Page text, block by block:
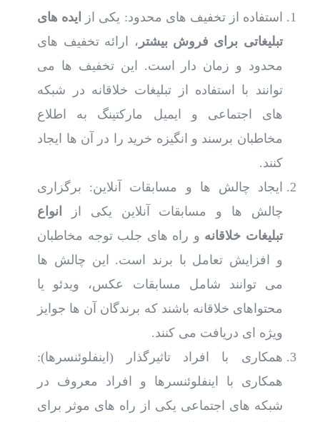
استفاده از تخفیف های محدود: یکی از
ایده های
تبلیغاتی برای فروش بیشتر ، ارائه تخفیف های
محدود و زمان دار است. این تخفیف ها می
توانند با استفاده از تبلیغات خلاقانه در شبکه
های اجتماعی و ایمیل مارکتینگ به اطلاع
مخاطبان برسند و انگیزه خرید را در آن ها ایجاد
کنند.
ایجاد چالش ها و مسابقات آنلاین: برگزاری
چالش ها و مسابقات آنلاین یکی از
انواع
تبلیغات خلاقانه و راه های جلب توجه مخاطبان
و افزایش تعامل با برند است. این چالش ها
می توانند شامل مسابقات عکس، ویدئو یا
محتواهای خلاقانه باشند که برندگان آن ها جوایز
ویژه ای دریافت می کنند.
همکاری با افراد تاثیرگذار (اینفلوئنسرها):
همکاری با اینفلوئنسرها و افراد معروف در
شبکه های اجتماعی یکی از راه های موثر برای